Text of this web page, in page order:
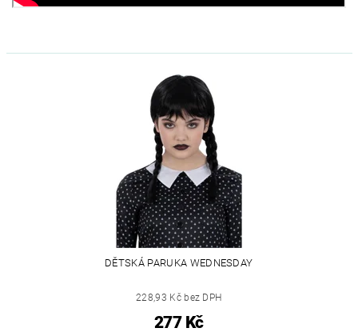
DĚTSKÁ PARUKA WEDNESDAY
228,93 Kč bez DPH
277 Kč